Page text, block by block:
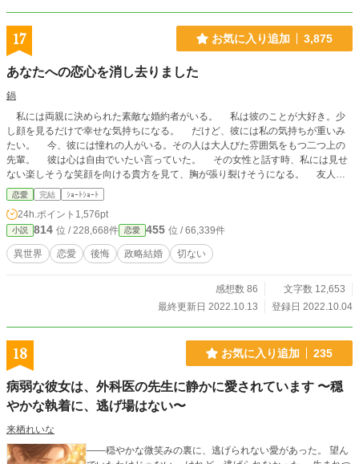
17 お気に入り追加 3,875
あなたへの恋心を消し去りました
鍋
私には両親に決められた素敵な婚約者がいる。 私は彼のことが大好き。少
し顔を見るだけで幸せな気持ちになる。 だけど、彼には私の気持ちが重いみ
たい。 今、彼には憧れの人がいる。その人は大人びた雰囲気をもつ二つ上の
先輩。 彼は心は自由でいたい言っていた。 その女性と話す時、私には見せ
ない楽しそうな笑顔を向ける貴方を見て、胸が張り裂けそうになる。 友人た
ちは言う。お互いに干渉しない割り切った夫婦のほうが気が楽だって……。
だから私は彼が自由になれるように、魔女にこの激しい気持ちを封印してもらっ
たの。 ※このお話はハッピーエンドではありません。 ※短いお話でサクサクと
進めたいと思います。
恋愛 完結 ｼｮｰﾄｼｮｰﾄ
24h.ポイント 1,576pt
小説 814 位 / 228,668件 恋愛 455 位 / 66,339件
異世界 恋愛 後悔 政略結婚 切ない
感想数 86
文字数 12,653
最終更新日 2022.10.13
登録日 2022.10.04
18 お気に入り追加 235
病弱な彼女は、外科医の先生に静かに愛されています 〜穏
やかな執着に、逃げ場はない〜
来栖れいな
――穏やかな微笑みの裏に、逃げられない愛があった。 望ん